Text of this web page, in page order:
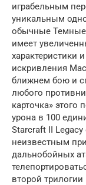
играбельным
уникальным
обычные
имеет
характеристики
искривления
ближнем бою и
любого
карточка»
урона в 100
Starcraft II
неизвестным
дальнобойных
второй